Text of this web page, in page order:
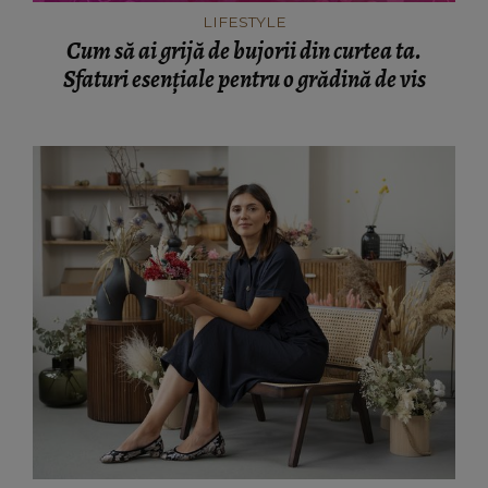
LIFESTYLE
Cum să ai grijă de bujorii din curtea ta.
Sfaturi esențiale pentru o grădină de vis